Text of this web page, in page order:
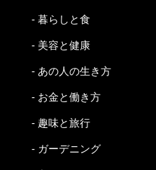
- 暮らしと食
- 美容と健康
- あの人の生き方
- お金と働き方
- 趣味と旅行
- ガーデニング